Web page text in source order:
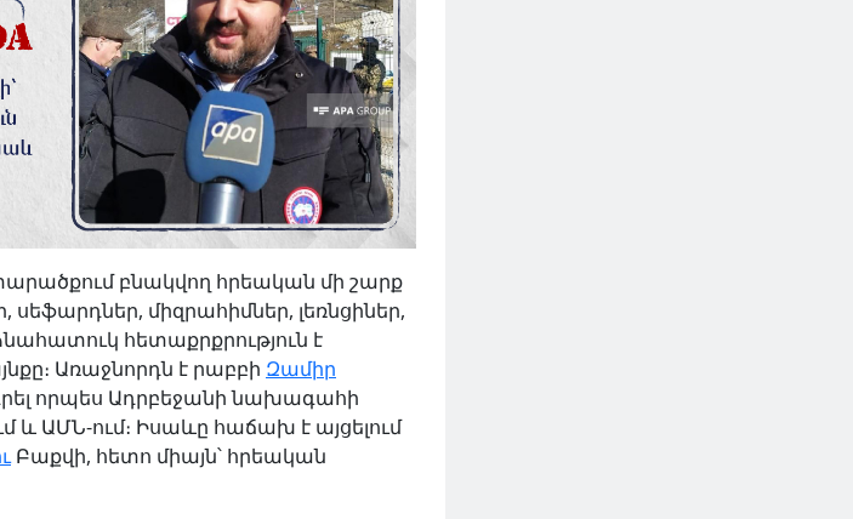
բնակվող հրեական մի շարք
միզրահիմներ, լեռնցիներ,
հետաքրքրություն է
Առաջնորդն է րաբբի Զամիր
որպես Ադրբեջանի նախագահի
և ԱՄՆ-ում։ Իսաևը հաճախ է այցելում
Բաքվի, հետո միայն՝ հրեական